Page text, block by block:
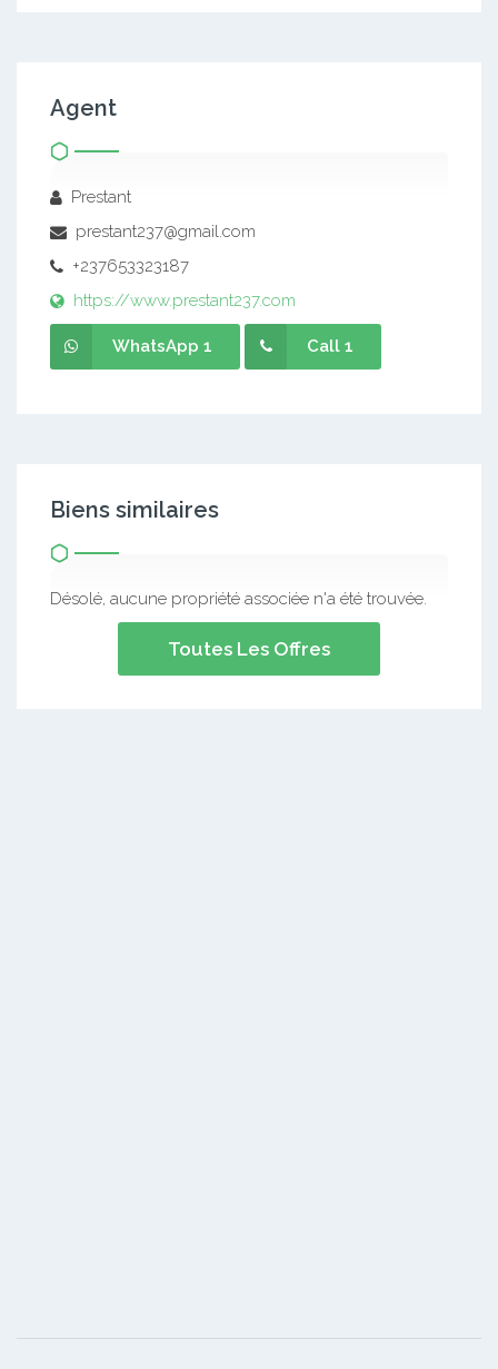
Agent
Prestant
prestant237@gmail.com
+237653323187
https://www.prestant237.com
WhatsApp 1 Call 1
Biens similaires
Désolé, aucune propriété associée n'a été trouvée.
Toutes Les Offres